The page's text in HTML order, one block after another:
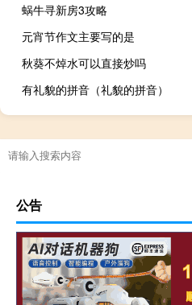
蜗牛寻新房3攻略
元宵节作文主要写的是
秋葵不焯水可以直接炒吗
有礼貌的拼音（礼貌的拼音）
公告